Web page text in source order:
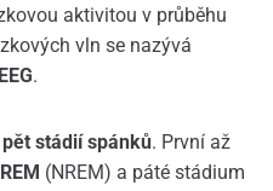
aktivitou v průběhu
vln se nazývá
EEG.
pět stádií spánků. První až
(NREM) a páté stádium